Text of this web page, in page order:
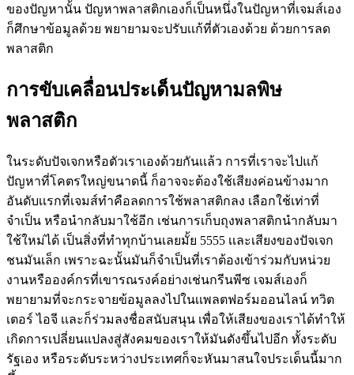
ของปัญหานั้น ปัญหาพลาสติกเองก็เป็นหนึ่งในปัญหาที่เจมส์เอง
ก็ศึกษาข้อมูลด้วย พยายามจะปรับเเก้ที่ตัวเองด้วย ด้วยการลด
พลาสติก
การขับเคลื่อนประเด็นปัญหามลพิษ
พลาสติก
ในระดับปัจเจกหรือตัวเราเองด้วยกันเเล้ว การที่เราจะไปแก้
ปัญหาที่โคตรใหญ่ขนาดนี้ ก็อาจจะต้องใช้เสียงค่อนข้างมาก
อันดับเเรกที่เจมส์ทำคือลดการใช้พลาสติกลง เลือกใช้เท่าที่
จำเป็น หรือนำกลับมาใช้อีก เช่นการเก็บถุงพลาสติกนำกลับมา
ใช้ใหม่ได้ เป็นสิ่งที่ทำทุกบ้านเลยมั้ย 5555 เเละเสียงของปัจเจก
ชนมันเล็ก เพราะฉะนั้นมันก็จำเป็นที่เราต้องเข้าร่วมกับหน่วย
งานหรือองค์กรที่เขารณรงค์อย่างเช่นกรีนพีซ เจมส์เองก็
พยายามที่จะกระจายข้อมูลลงไปในเเพลตฟอร์มออนไลน์ ทวิต
เตอร์ ไอจี เเละก็ร่วมลงชื่อสนับสนุน เพื่อให้เสียงของเราได้ทำให้
เกิดการเปลี่ยนแปลงสู่สังคมของเราให้มันดังขึ้นไปอีก ทั้งระดับ
รัฐเอง หรือระดับระหว่างประเทศก็จะหันมาสนใจประเด็นนี้มาก